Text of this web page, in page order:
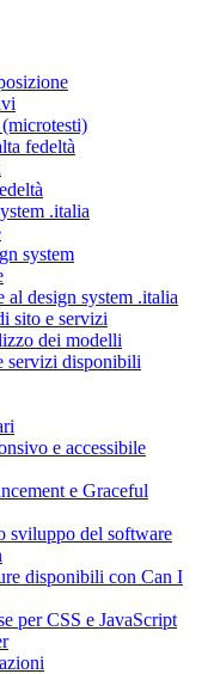
fedeltà
.italia
system
design system .italia
sito e servizi
dei modelli
servizi disponibili
e accessibile
e Graceful
sviluppo del software
disponibili con Can I
per CSS e JavaScript